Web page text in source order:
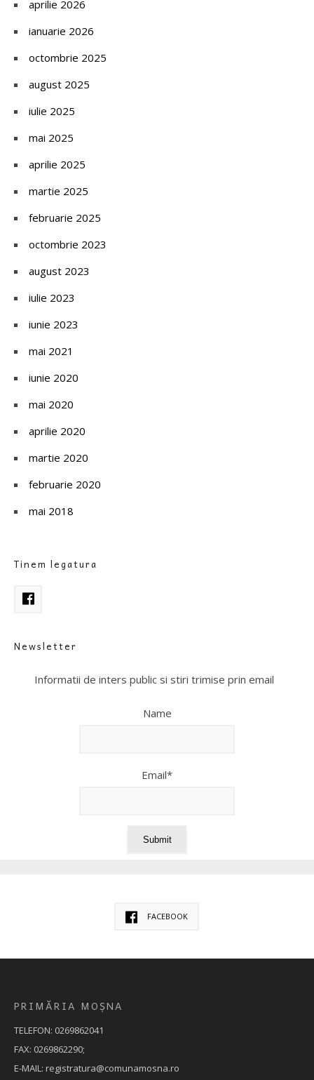
aprilie 2026
ianuarie 2026
octombrie 2025
august 2025
iulie 2025
mai 2025
aprilie 2025
martie 2025
februarie 2025
octombrie 2023
august 2023
iulie 2023
iunie 2023
mai 2021
iunie 2020
mai 2020
aprilie 2020
martie 2020
februarie 2020
mai 2018
Tinem legatura
Newsletter
Informatii de inters public si stiri trimise prin email
Name
Email*
FACEBOOK
PRIMĂRIA MOȘNA
TELEFON: 0269862041
FAX: 0269862290;
E-MAIL: registratura@comunamosna.ro